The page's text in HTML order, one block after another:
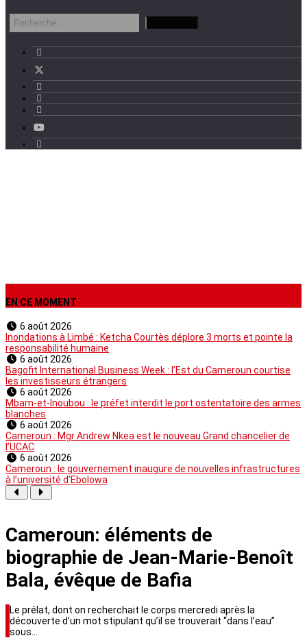
EN CE MOMENT
6 août 2026
Inondations à Limbé : Ketcha Courtès déplore 3 morts et pointe la
responsabilité humaine
6 août 2026
Bagofit International Business Week : l’Est du Cameroun courtise
les investisseurs étrangers
6 août 2026
Mbam-et-Inoubou : le préfet interdit le port ostentatoire des armes
blanches
6 août 2026
Cameroun : Mgr Andrew Nkea est le nouveau Grand chancelier de
l’UCAC
6 août 2026
Cameroun : le gouvernement inaugure de nouvelles infrastructures
à l’université d’Ebolowa
Cameroun: éléments de
biographie de Jean-Marie-Benoît
Bala, évêque de Bafia
Le prélat, dont on recherchait le corps mercredi après la
découverte d’un mot stipulant qu’il se trouverait “dans l’eau”
sous…